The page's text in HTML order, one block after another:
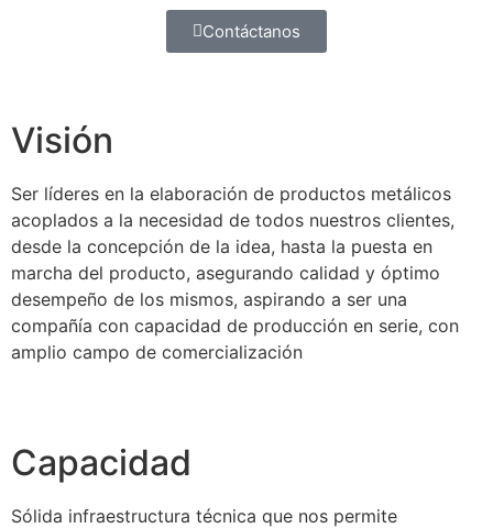
Contáctanos
Visión
Ser líderes en la elaboración de productos metálicos
acoplados a la necesidad de todos nuestros clientes,
desde la concepción de la idea, hasta la puesta en
marcha del producto, asegurando calidad y óptimo
desempeño de los mismos, aspirando a ser una
compañía con capacidad de producción en serie, con
amplio campo de comercialización
Capacidad
Sólida infraestructura técnica que nos permite